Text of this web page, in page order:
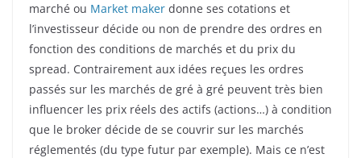
marché ou Market maker donne ses cotations et
l’investisseur décide ou non de prendre des ordres en
fonction des conditions de marchés et du prix du
spread. Contrairement aux idées reçues les ordres
passés sur les marchés de gré à gré peuvent très bien
influencer les prix réels des actifs (actions…) à condition
que le broker décide de se couvrir sur les marchés
réglementés (du type futur par exemple). Mais ce n’est